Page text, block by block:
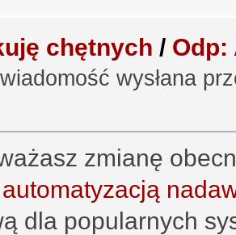
chętnych / Odp:
wysłana
zmianę
dla popularnych